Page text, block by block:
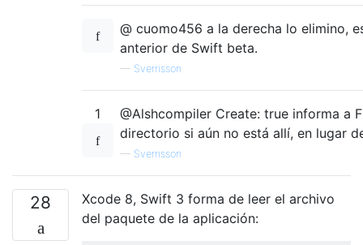
@ cuomo456 a la derecha lo elimino,
anterior de Swift beta.
— Sverrisson
1
@Alshcompiler Create: true informa a
directorio si aún no está allí, en lugar
— Sverrisson
28
Xcode 8, Swift 3 forma de leer el archivo
del paquete de la aplicación: